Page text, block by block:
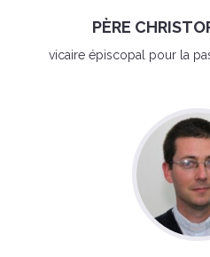
PÈRE
vicaire épiscopal pour la